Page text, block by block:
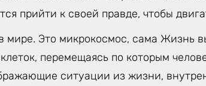
прийти к своей правде, чтобы
мире. Это микрокосмос, сама Жизнь
перемещаясь по которым
ситуации из жизни,